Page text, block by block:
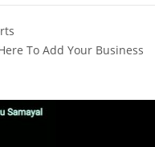
To Add Your Business